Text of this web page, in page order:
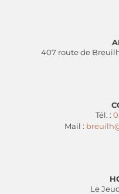
407 route de
Tél. :
Mail :
Le